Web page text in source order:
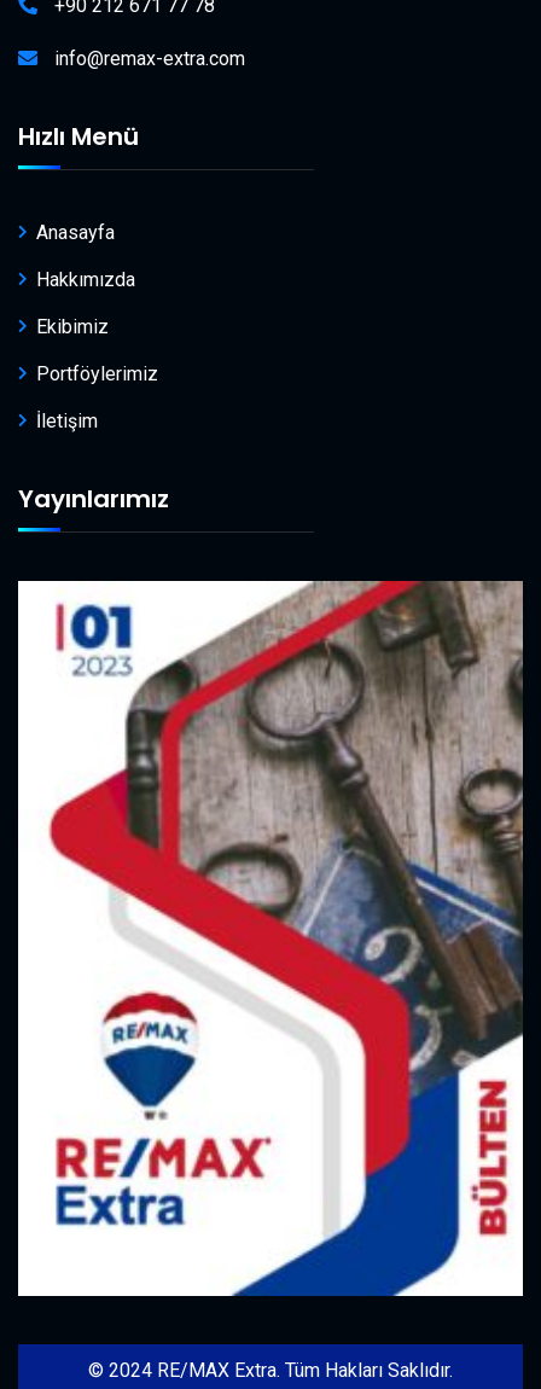
+90 212 671 77 78
info@remax-extra.com
Hızlı Menü
Anasayfa
Hakkımızda
Ekibimiz
Portföylerimiz
İletişim
Yayınlarımız
© 2024 RE/MAX Extra. Tüm Hakları Saklıdır.